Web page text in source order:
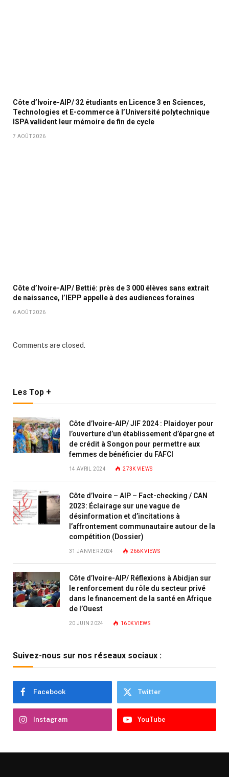
Côte d’Ivoire-AIP/ 32 étudiants en Licence 3 en Sciences,
Technologies et E-commerce à l’Université polytechnique
ISPA valident leur mémoire de fin de cycle
7 AOÛT 2026
Côte d’Ivoire-AIP/ Bettié: près de 3 000 élèves sans extrait
de naissance, l’IEPP appelle à des audiences foraines
6 AOÛT 2026
Comments are closed.
Les Top +
Côte d’Ivoire-AIP/ JIF 2024 : Plaidoyer pour
l’ouverture d’un établissement d’épargne et
de crédit à Songon pour permettre aux
femmes de bénéficier du FAFCI
14 AVRIL 2024 273KVIEWS
Côte d’Ivoire – AIP – Fact-checking / CAN
2023: Éclairage sur une vague de
désinformation et d’incitations à
l’affrontement communautaire autour de la
compétition (Dossier)
31 JANVIER 2024 266KVIEWS
Côte d’Ivoire-AIP/ Réflexions à Abidjan sur
le renforcement du rôle du secteur privé
dans le financement de la santé en Afrique
de l’Ouest
20 JUIN 2024 160KVIEWS
Suivez-nous sur nos réseaux sociaux :
Facebook Twitter
Instagram YouTube